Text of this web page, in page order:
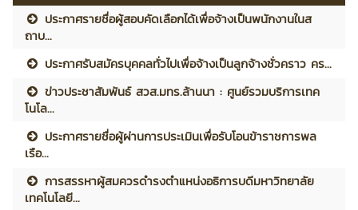
ประกาศรายชื่อผู้สอบคัดเลือกได้เพื่อจ้างเป็นพนักงานในส
ถาบ...
ประกาศรับสมัครบุคคลทั่วไปเพื่อจ้างเป็นลูกจ้างชั่วคราว คร...
ข่าวประชาสัมพันธ์ สวส.มทร.ล้านนา : ศูนย์รวมบริการเทค
โนโล...
ประกาศรายชื่อผู้ผ่านการประเมินเพื่อรับโอนข้าราชการพล
เรือ...
การสรรหาผู้สมควรดำรงตำแหน่งอธิการบดีมหาวิทยาลัย
เทคโนโลยี...